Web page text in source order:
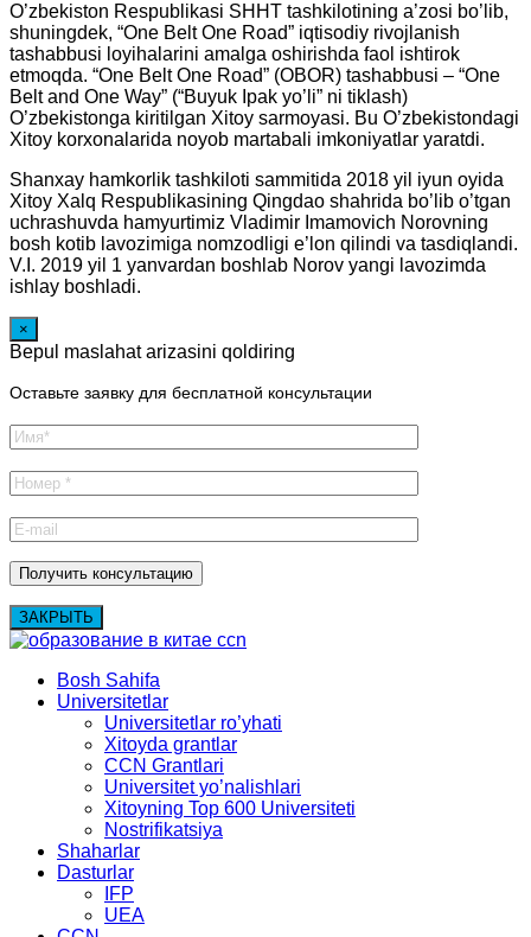
O’zbekiston Respublikasi SHHT tashkilotining a’zosi bo’lib,
shuningdek, “One Belt One Road” iqtisodiy rivojlanish
tashabbusi loyihalarini amalga oshirishda faol ishtirok
etmoqda. “One Belt One Road” (OBOR) tashabbusi – “One
Belt and One Way” (“Buyuk Ipak yo’li” ni tiklash)
O’zbekistonga kiritilgan Xitoy sarmoyasi. Bu O’zbekistondagi
Xitoy korxonalarida noyob martabali imkoniyatlar yaratdi.
Shanxay hamkorlik tashkiloti sammitida 2018 yil iyun oyida
Xitoy Xalq Respublikasining Qingdao shahrida bo’lib o’tgan
uchrashuvda hamyurtimiz Vladimir Imamovich Norovning
bosh kotib lavozimiga nomzodligi e’lon qilindi va tasdiqlandi.
V.I. 2019 yil 1 yanvardan boshlab Norov yangi lavozimda
ishlay boshladi.
×
Bepul maslahat arizasini qoldiring
Оставьте заявку для бесплатной консультации
ЗАКРЫТЬ
Bosh Sahifa
Universitetlar
Universitetlar ro’yhati
Xitoyda grantlar
CCN Grantlari
Universitet yo’nalishlari
Xitoyning Top 600 Universiteti
Nostrifikatsiya
Shaharlar
Dasturlar
IFP
UEA